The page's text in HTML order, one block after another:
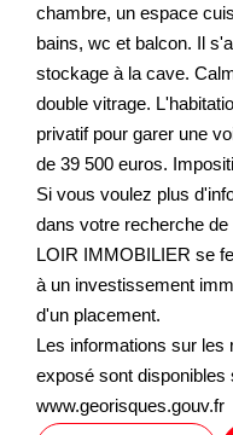
chambre, un espace
bains, wc et balcon. Il
stockage à la cave.
double vitrage.
privatif pour garer une
de 39 500 euros.
Si vous voulez plus
dans votre recherche de
LOIR IMMOBILIER se
à un investissement
d'un placement.
Les informations sur les
exposé sont disponibles
www.georisques.gouv.fr